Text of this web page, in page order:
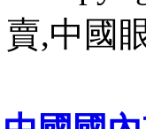
賣,中國